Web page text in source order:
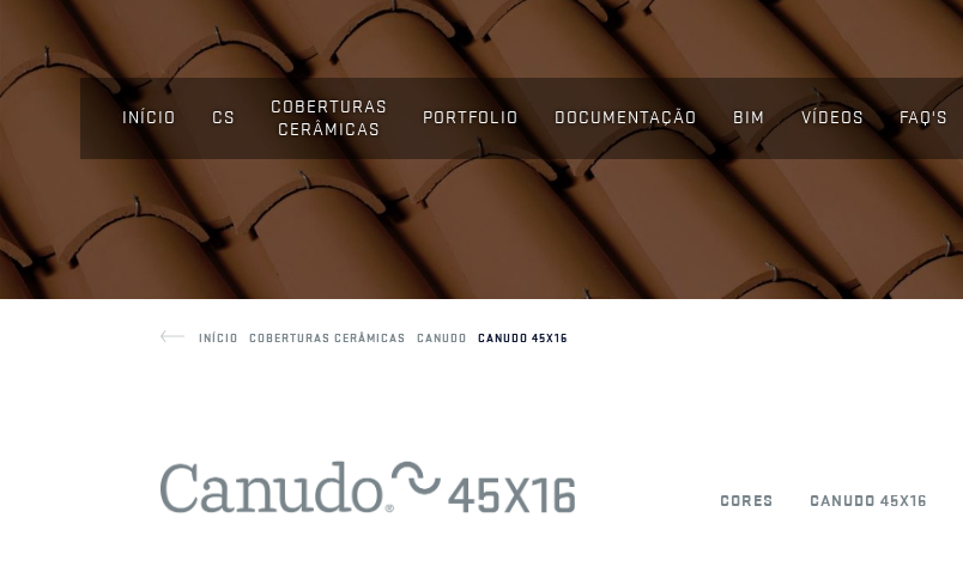
INÍCIO CS
COBERTURAS
CERÂMICAS
PORTFOLIO DOCUMENTAÇÃO BIM VÍDEOS FAQ'S
INÍCIO COBERTURAS CERÂMICAS CANUDO CANUDO 45X16
CORES CANUDO 45X16